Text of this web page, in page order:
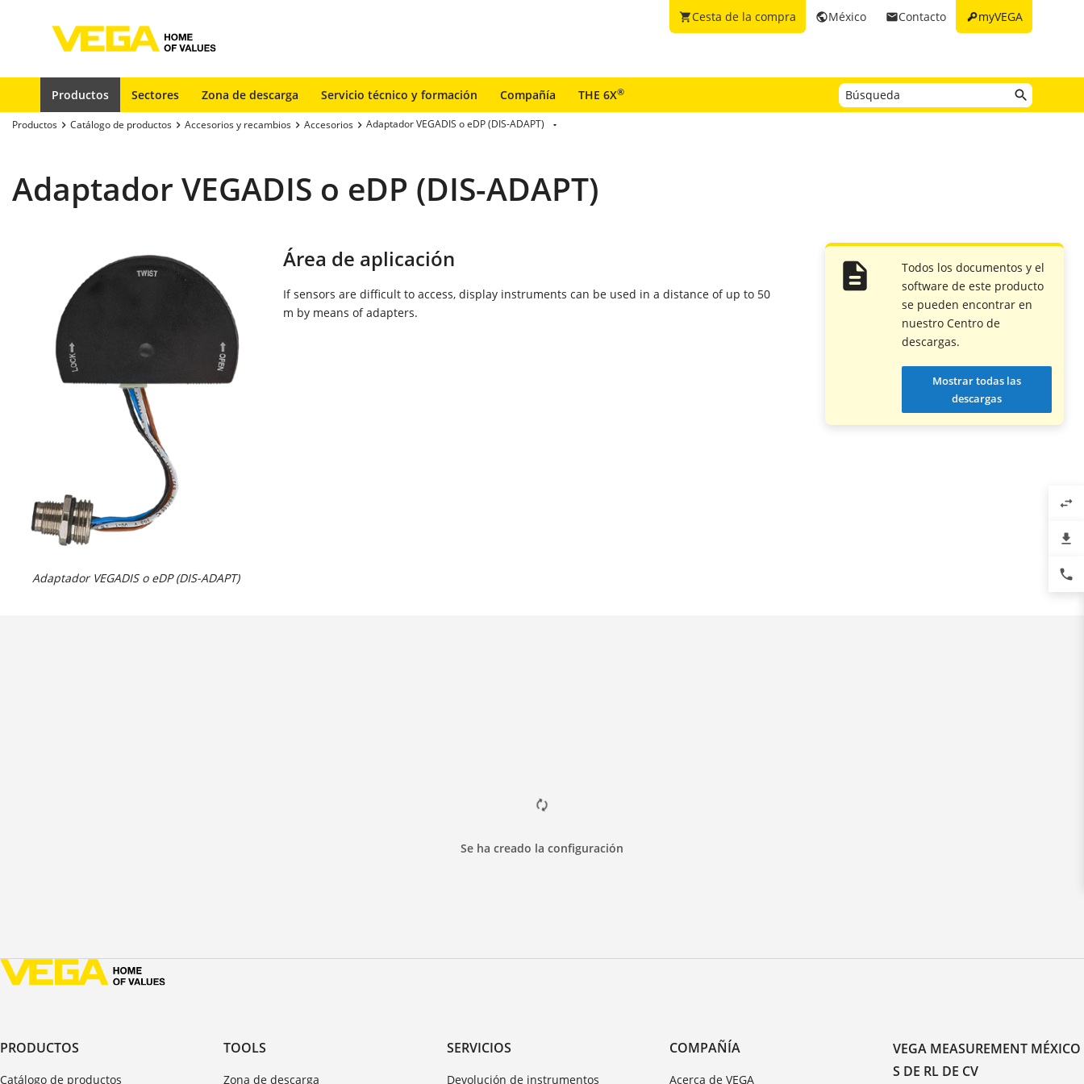
keymyVEGA
emailContacto
publicMéxico
shopping_cartCesta de la compra
Productos Sectores Zona de descarga Servicio técnico y formación Compañía THE 6X®
Productos Catálogo de productos Accesorios y recambios Accesorios Adaptador VEGADIS o eDP (DIS-ADAPT)
Adaptador VEGADIS o eDP (DIS-ADAPT)
Adaptador VEGADIS o eDP (DIS-ADAPT)
Área de aplicación
If sensors are difficult to access, display instruments can be used in a distance of up to 50
m by means of adapters.
Todos los documentos y el
software de este producto
se pueden encontrar en
nuestro Centro de
descargas.
Mostrar todas las
descargas
Se ha creado la configuración
PRODUCTOS
Catálogo de productos
TOOLS
Zona de descarga
SERVICIOS
Devolución de instrumentos
COMPAÑÍA
Acerca de VEGA
VEGA MEASUREMENT MÉXICO
S DE RL DE CV
swap_horiz
file_download
phone